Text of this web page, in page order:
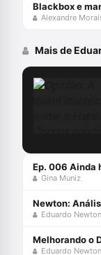
Alexandre
Mais de
Ep. 006 Ainda
Gina Muniz
Eduardo Newton
Eduardo Newton